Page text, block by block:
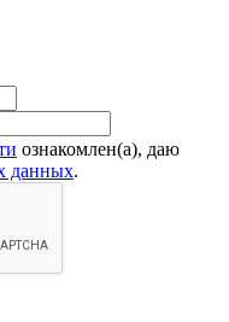
ознакомлен(а), даю
данных.